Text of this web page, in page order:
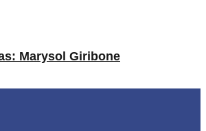
Marysol Giribone